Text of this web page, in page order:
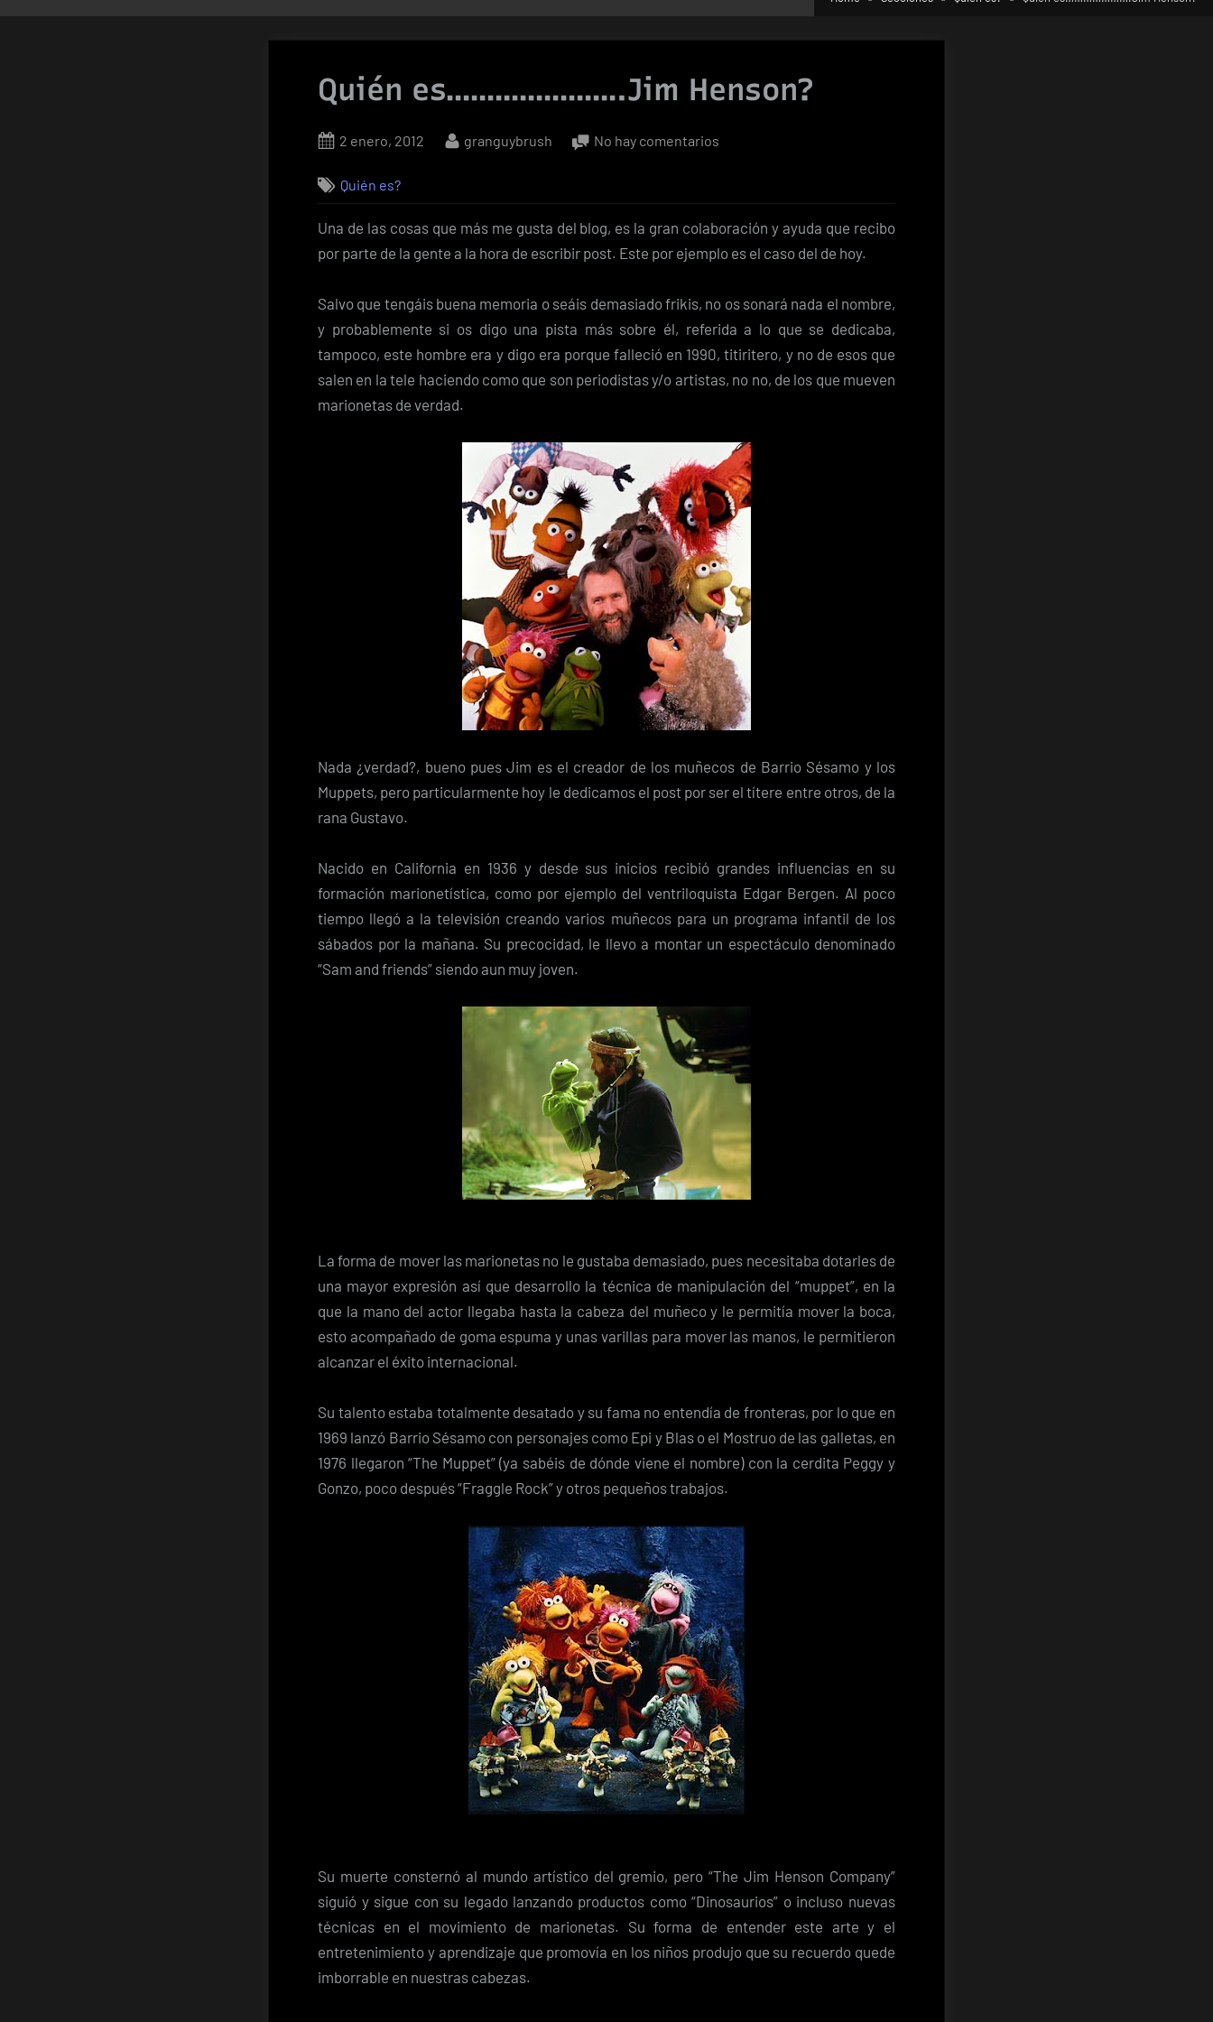
Quién es………………….Jim Henson?
Posted
2 enero, 2012 By
granguybrush No hay comentarios
Quién es?
Una de las cosas que más me gusta del blog, es la gran colaboración y ayuda que recibo
por parte de la gente a la hora de escribir post. Este por ejemplo es el caso del de hoy.
Salvo que tengáis buena memoria o seáis demasiado frikis, no os sonará nada el nombre,
y probablemente si os digo una pista más sobre él, referida a lo que se dedicaba,
tampoco, este hombre era y digo era porque falleció en 1990, titiritero, y no de esos que
salen en la tele haciendo como que son periodistas y/o artistas, no no, de los que mueven
marionetas de verdad.
Nada ¿verdad?, bueno pues Jim es el creador de los muñecos de Barrio Sésamo y los
Muppets, pero particularmente hoy le dedicamos el post por ser el títere entre otros, de la
rana Gustavo.
Nacido en California en 1936 y desde sus inicios recibió grandes influencias en su
formación marionetística, como por ejemplo del ventriloquista Edgar Bergen. Al poco
tiempo llegó a la televisión creando varios muñecos para un programa infantil de los
sábados por la mañana. Su precocidad, le llevo a montar un espectáculo denominado
“Sam and friends” siendo aun muy joven.
La forma de mover las marionetas no le gustaba demasiado, pues necesitaba dotarles de
una mayor expresión así que desarrollo la técnica de manipulación del “muppet”, en la
que la mano del actor llegaba hasta la cabeza del muñeco y le permitía mover la boca,
esto acompañado de goma espuma y unas varillas para mover las manos, le permitieron
alcanzar el éxito internacional.
Su talento estaba totalmente desatado y su fama no entendía de fronteras, por lo que en
1969 lanzó Barrio Sésamo con personajes como Epi y Blas o el Mostruo de las galletas, en
1976 llegaron “The Muppet” (ya sabéis de dónde viene el nombre) con la cerdita Peggy y
Gonzo, poco después “Fraggle Rock” y otros pequeños trabajos.
Su muerte consternó al mundo artístico del gremio, pero “The Jim Henson Company”
siguió y sigue con su legado lanzando productos como “Dinosaurios” o incluso nuevas
técnicas en el movimiento de marionetas. Su forma de entender este arte y el
entretenimiento y aprendizaje que promovía en los niños produjo que su recuerdo quede
imborrable en nuestras cabezas.